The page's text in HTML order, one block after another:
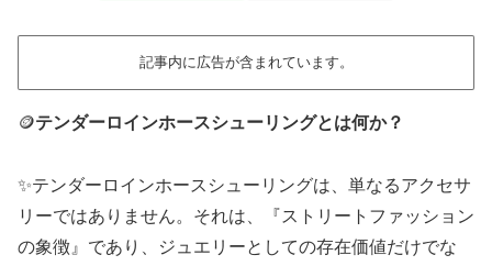
記事内に広告が含まれています。
🪙テンダーロインホースシューリングとは何か？
✨テンダーロインホースシューリングは、単なるアクセサ
リーではありません。それは、『ストリートファッション
の象徴』であり、ジュエリーとしての存在価値だけでな